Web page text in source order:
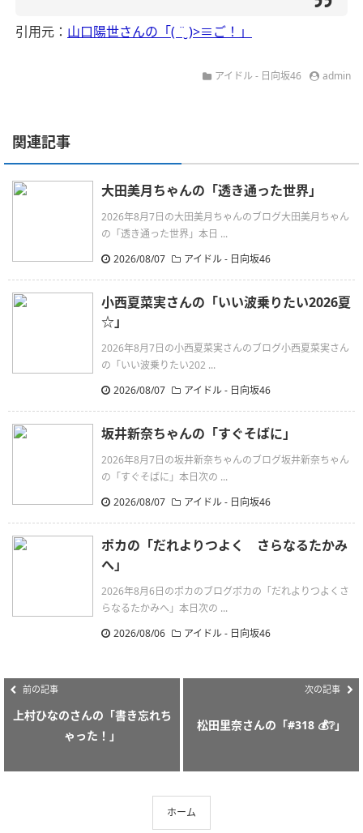
引用元： 山口陽世さんの「( ¨̮ )>≡ご！」
アイドル - 日向坂46 admin
関連記事
大田美月ちゃんの「透き通った世界」
2026年8月7日の大田美月ちゃんのブログ大田美月ちゃん
の「透き通った世界」本日 ...
2026/08/07
アイドル - 日向坂46
小西夏菜実さんの「いい波乗りたい2026夏‪
☆」
2026年8月7日の小西夏菜実さんのブログ小西夏菜実さん
の「いい波乗りたい202 ...
2026/08/07
アイドル - 日向坂46
坂井新奈ちゃんの「すぐそばに」
2026年8月7日の坂井新奈ちゃんのブログ坂井新奈ちゃん
の「すぐそばに」本日次の ...
2026/08/07
アイドル - 日向坂46
ポカの「だれよりつよく さらなるたかみ
へ」
2026年8月6日のポカのブログポカの「だれよりつよくさ
らなるたかみへ」本日次の ...
2026/08/06
アイドル - 日向坂46
前の記事
上村ひなのさんの「書き忘れち
ゃった！」
次の記事
松田里奈さんの「#318 💰❔」
ホーム